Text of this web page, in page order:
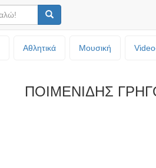
Αθλητικά Μουσική
ΠΟΙΜΕΝΙΔΗΣ